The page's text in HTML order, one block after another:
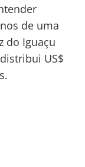
de uma
do Iguaçu
US$